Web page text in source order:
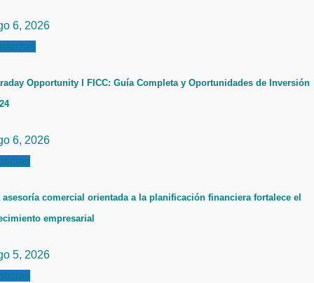
6, 2026
Opportunity I FICC: Guía Completa y Oportunidades de Inversión
6, 2026
asesoría comercial orientada a la planificación financiera fortalece el
empresarial
5, 2026